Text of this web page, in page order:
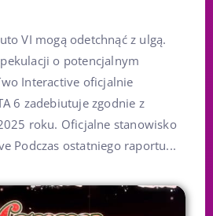
VI mogą odetchnąć z ulgą.
o potencjalnym
Interactive oficjalnie
6 zadebiutuje zgodnie z
roku. Oficjalne stanowisko
Podczas ostatniego raportu...